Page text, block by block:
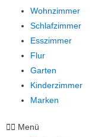
Wohnzimmer
Schlafzimmer
Esszimmer
Flur
Garten
Kinderzimmer
Marken
Menü